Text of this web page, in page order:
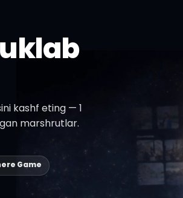
kashf eting — 1
marshrutlar.
Game